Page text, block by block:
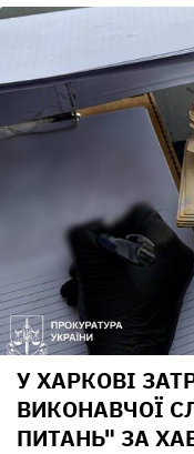
У ХАРКОВІ
ВИКОНАВЧОЇ
ПИТАНЬ" ЗА